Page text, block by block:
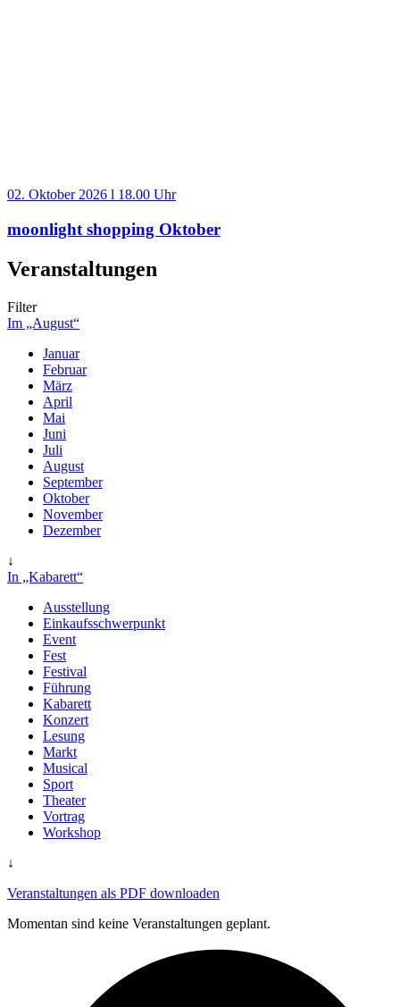
02. Oktober 2026 l 18.00 Uhr
moonlight shopping Oktober
Veranstaltungen
Filter
Im „August“
Januar
Februar
März
April
Mai
Juni
Juli
August
September
Oktober
November
Dezember
↓
In „Kabarett“
Ausstellung
Einkaufsschwerpunkt
Event
Fest
Festival
Führung
Kabarett
Konzert
Lesung
Markt
Musical
Sport
Theater
Vortrag
Workshop
↓
Veranstaltungen als PDF downloaden
Momentan sind keine Veranstaltungen geplant.